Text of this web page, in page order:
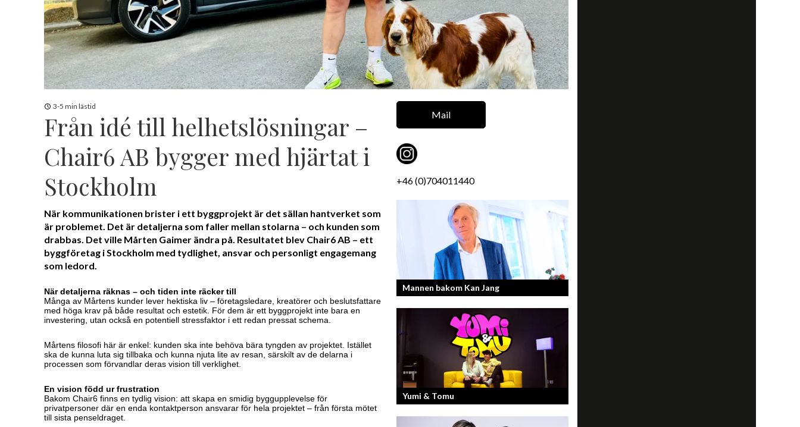
3-5 min lästid
Från idé till helhetslösningar –
Chair6 AB bygger med hjärtat i
Stockholm
När kommunikationen brister i ett byggprojekt är det sällan hantverket som
är problemet. Det är detaljerna som faller mellan stolarna – och kunden som
drabbas. Det ville Mårten Gaimer ändra på. Resultatet blev Chair6 AB – ett
byggföretag i Stockholm med tydlighet, ansvar och personligt engagemang
som ledord.
När detaljerna räknas – och tiden inte räcker till
Många av Mårtens kunder lever hektiska liv – företagsledare, kreatörer och beslutsfattare
med höga krav på både resultat och estetik. För dem är ett byggprojekt inte bara en
investering, utan också en potentiell stressfaktor i ett redan pressat schema.
Mårtens filosofi här är enkel: kunden ska inte behöva bära tyngden av projektet. Istället
ska de kunna luta sig tillbaka och kunna njuta lite av resan, särskilt av de delarna i
processen som förvandlar deras vision till verklighet.
En vision född ur frustration
Bakom Chair6 finns en tydlig vision: att skapa en smidig byggupplevelse för
privatpersoner där en enda kontaktperson ansvarar för hela projektet – från första mötet
till sista penseldraget.
Mail
+46 (0)704011440
Mannen bakom Kan Jang
Georg Wikman är grundaren bakom
hälsopreparaten Arctic Root, Kan Jang,
Chisan och nya Adapt-serien.
Yumi & Tomu